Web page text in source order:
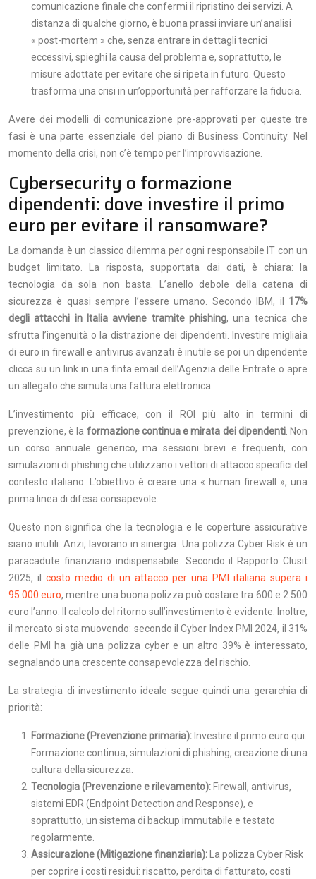
comunicazione finale che confermi il ripristino dei servizi. A
distanza di qualche giorno, è buona prassi inviare un’analisi
« post-mortem » che, senza entrare in dettagli tecnici
eccessivi, spieghi la causa del problema e, soprattutto, le
misure adottate per evitare che si ripeta in futuro. Questo
trasforma una crisi in un’opportunità per rafforzare la fiducia.
Avere dei modelli di comunicazione pre-approvati per queste tre
fasi è una parte essenziale del piano di Business Continuity. Nel
momento della crisi, non c’è tempo per l’improvvisazione.
Cybersecurity o formazione
dipendenti: dove investire il primo
euro per evitare il ransomware?
La domanda è un classico dilemma per ogni responsabile IT con un
budget limitato. La risposta, supportata dai dati, è chiara: la
tecnologia da sola non basta. L’anello debole della catena di
sicurezza è quasi sempre l’essere umano. Secondo IBM, il 17%
degli attacchi in Italia avviene tramite phishing, una tecnica che
sfrutta l’ingenuità o la distrazione dei dipendenti. Investire migliaia
di euro in firewall e antivirus avanzati è inutile se poi un dipendente
clicca su un link in una finta email dell’Agenzia delle Entrate o apre
un allegato che simula una fattura elettronica.
L’investimento più efficace, con il ROI più alto in termini di
prevenzione, è la formazione continua e mirata dei dipendenti. Non
un corso annuale generico, ma sessioni brevi e frequenti, con
simulazioni di phishing che utilizzano i vettori di attacco specifici del
contesto italiano. L’obiettivo è creare una « human firewall », una
prima linea di difesa consapevole.
Questo non significa che la tecnologia e le coperture assicurative
siano inutili. Anzi, lavorano in sinergia. Una polizza Cyber Risk è un
paracadute finanziario indispensabile. Secondo il Rapporto Clusit
2025, il costo medio di un attacco per una PMI italiana supera i
95.000 euro, mentre una buona polizza può costare tra 600 e 2.500
euro l’anno. Il calcolo del ritorno sull’investimento è evidente. Inoltre,
il mercato si sta muovendo: secondo il Cyber Index PMI 2024, il 31%
delle PMI ha già una polizza cyber e un altro 39% è interessato,
segnalando una crescente consapevolezza del rischio.
La strategia di investimento ideale segue quindi una gerarchia di
priorità:
Formazione (Prevenzione primaria): Investire il primo euro qui.
Formazione continua, simulazioni di phishing, creazione di una
cultura della sicurezza.
Tecnologia (Prevenzione e rilevamento): Firewall, antivirus,
sistemi EDR (Endpoint Detection and Response), e
soprattutto, un sistema di backup immutabile e testato
regolarmente.
Assicurazione (Mitigazione finanziaria): La polizza Cyber Risk
per coprire i costi residui: riscatto, perdita di fatturato, costi